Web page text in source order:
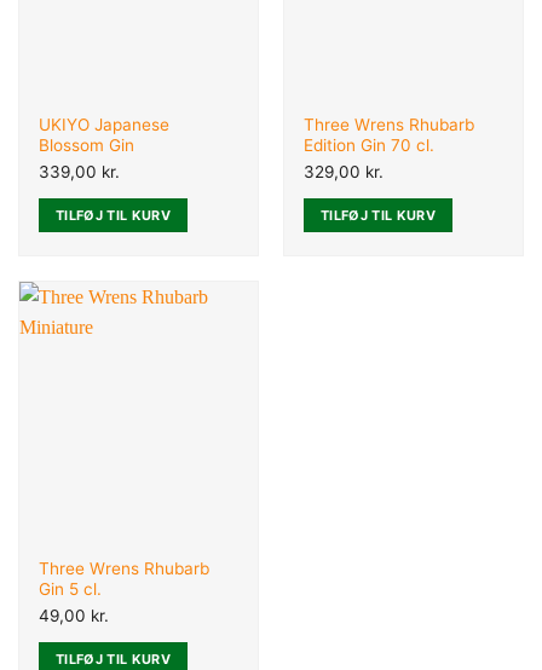
UKIYO Japanese
Blossom Gin
339,00 kr.
TILFØJ TIL KURV
Three Wrens Rhubarb
Edition Gin 70 cl.
329,00 kr.
TILFØJ TIL KURV
Three Wrens Rhubarb
Gin 5 cl.
49,00 kr.
TILFØJ TIL KURV